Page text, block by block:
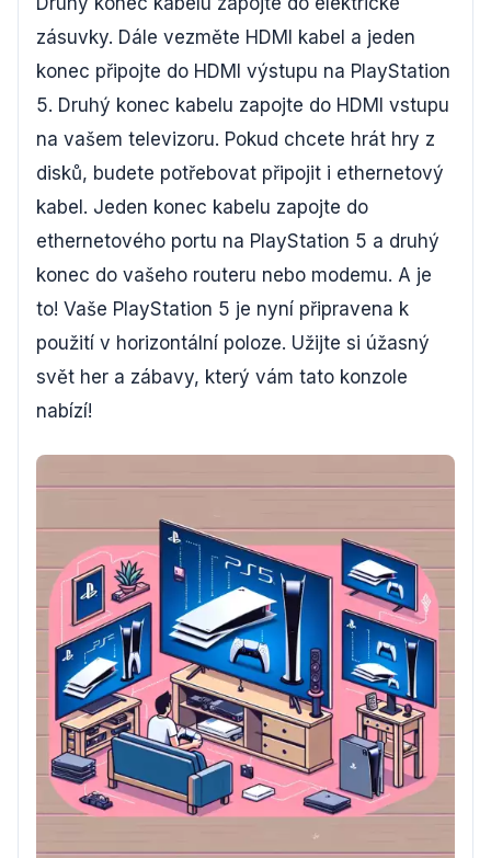
zásuvky. Dále vezměte HDMI kabel a jeden
konec připojte do HDMI výstupu na PlayStation
5. Druhý konec kabelu zapojte do HDMI vstupu
na vašem televizoru. Pokud chcete hrát hry z
disků, budete potřebovat připojit i ethernetový
kabel. Jeden konec kabelu zapojte do
ethernetového portu na PlayStation 5 a druhý
konec do vašeho routeru nebo modemu. A je
to! Vaše PlayStation 5 je nyní připravena k
použití v horizontální poloze. Užijte si úžasný
svět her a zábavy, který vám tato konzole
nabízí!